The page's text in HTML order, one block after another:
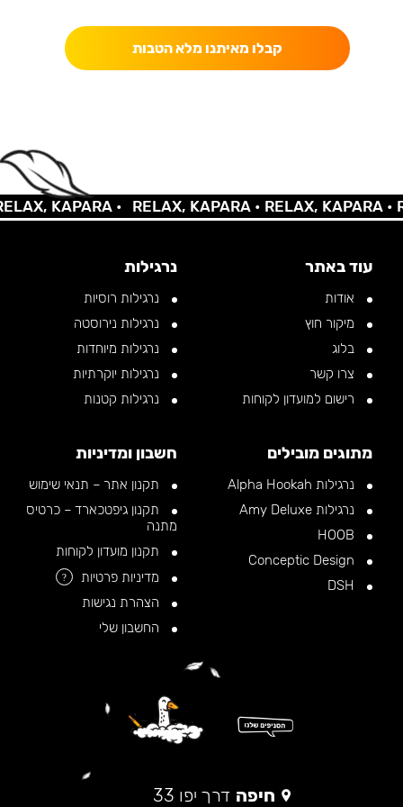
קבלו מאיתנו מלא הטבות
KAPARA • RELAX, KAPARA •RELAX, KAPARA •
עוד באתר
אודות
מיקור חוץ
בלוג
צרו קשר
רישום למועדון לקוחות
נרגילות
נרגילות רוסיות
נרגילות נירוסטה
נרגילות מיוחדות
נרגילות יוקרתיות
נרגילות קטנות
מתוגים מובילים
נרגילות Alpha Hookah
נרגילות Amy Deluxe
חשבון ומדיניות
תקנון אתר – תנאי שימוש
תקנון גיפטכארד – כרטיס
מתנה
תקנון מועדון לקוחות
מדיניות פרטיות
?
הצהרת נגישות
החשבון שלי
חיפה דרך יפו 33